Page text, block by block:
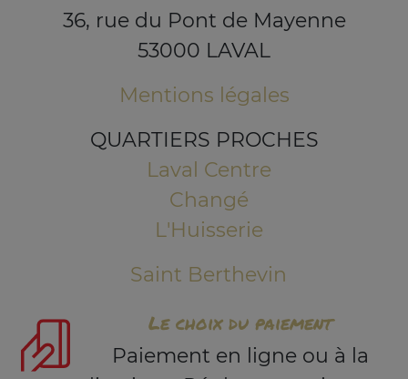
36, rue du Pont de Mayenne
53000 LAVAL
Mentions légales
QUARTIERS PROCHES
Laval Centre
Changé
L'Huisserie
Saint Berthevin
Le choix du paiement
Paiement en ligne ou à la